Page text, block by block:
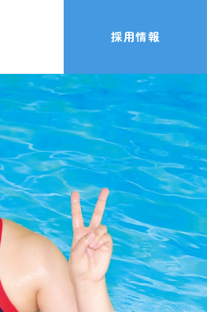
採用情報